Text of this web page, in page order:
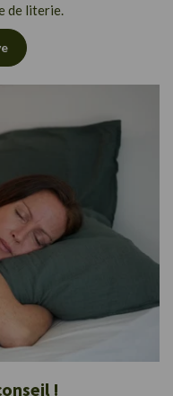
de literie.
!